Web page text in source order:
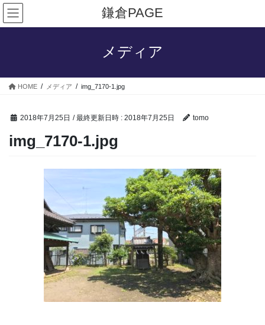
コ
ン
テ
ス
ナ
ビ
ゲ
ン
鎌倉PAGE
メディア
HOME メディア img_7170-1.jpg
2018年7月25日 / 最終更新日時 : 2018年7月25日 tomo
img_7170-1.jpg